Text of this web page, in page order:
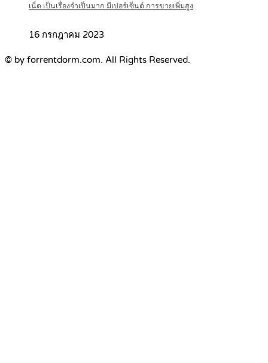
เน็ต เป็นเรื่องจำเป็นมาก มีเปอร์เซ็นต์ การขายเพิ่มสูง
16 กรกฎาคม 2023
© by forrentdorm.com. All Rights Reserved.